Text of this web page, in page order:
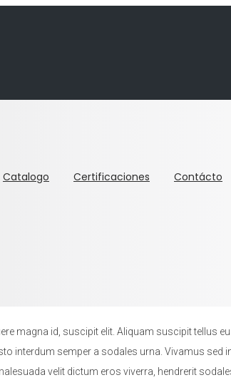
Catalogo Certificaciones Contácto
magna id, suscipit elit. Aliquam suscipit tellus
interdum semper a sodales urna. Vivamus
velit dictum eros viverra, hendrerit